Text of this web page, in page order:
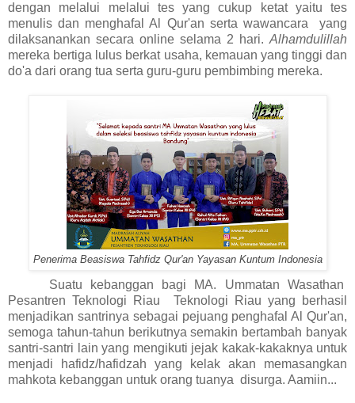
dengan melalui melalui tes yang cukup ketat yaitu tes
menulis dan menghafal Al Qur'an serta wawancara yang
dilaksanankan secara online selama 2 hari.Alhamdulillah
mereka bertiga lulus berkat usaha, kemauan yang tinggi dan
do'a dari orang tua serta guru-guru pembimbing mereka.
Penerima Beasiswa Tahfidz Qur'an Yayasan Kuntum Indonesia
Suatu kebanggan bagi MA. Ummatan Wasathan
Pesantren Teknologi Riau Teknologi Riau yang berhasil
menjadikan santrinya sebagai pejuang penghafal Al Qur'an,
semoga tahun-tahun berikutnya semakin bertambah banyak
santri-santri lain yang mengikuti jejak kakak-kakaknya untuk
menjadi hafidz/hafidzah yang kelak akan memasangkan
mahkota kebanggan untuk orang tuanya disurga. Aamiin...